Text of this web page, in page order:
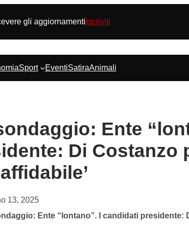
gli aggiornamenti Iscriviti
Sport EventiSatiraAnimali
Ente
Di Costanzo
13, 2025
Ente “lontano”. I candidati